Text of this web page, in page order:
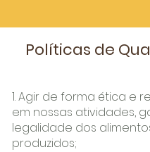
Políticas de
1. Agir de forma ética e
em nossas atividades,
legalidade dos
produzidos;